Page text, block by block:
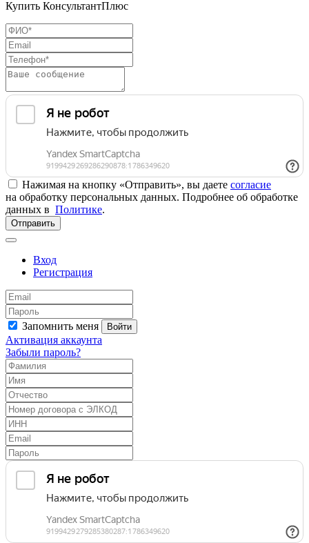
Купить КонсультантПлюс
Нажимая на кнопку «Отправить», вы даете согласие
на обработку персональных данных. Подробнее об обработке
данных в Политике.
Отправить
Вход
Регистрация
Запомнить меня Войти
Активация аккаунта
Забыли пароль?